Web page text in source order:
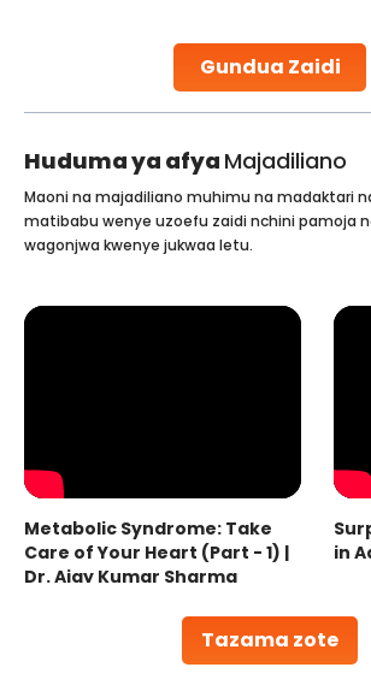
Gundua Zaidi
Studies, such as one published
Huduma ya afya Majadiliano
Tazama zote
Maoni na majadiliano muhimu na madaktari
matibabu wenye uzoefu zaidi nchini pamoja
wagonjwa kwenye jukwaa letu.
Metabolic Syndrome: Take
Care of Your Heart (Part - 1) |
Dr. Ajay Kumar Sharma
in